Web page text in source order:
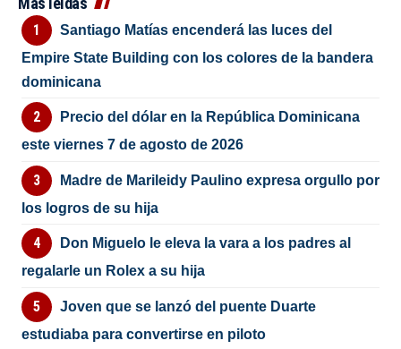
Santiago Matías encenderá las luces del
Empire State Building con los colores de la bandera
dominicana
Precio del dólar en la República Dominicana
este viernes 7 de agosto de 2026
Madre de Marileidy Paulino expresa orgullo por
los logros de su hija
Don Miguelo le eleva la vara a los padres al
regalarle un Rolex a su hija
Joven que se lanzó del puente Duarte
estudiaba para convertirse en piloto